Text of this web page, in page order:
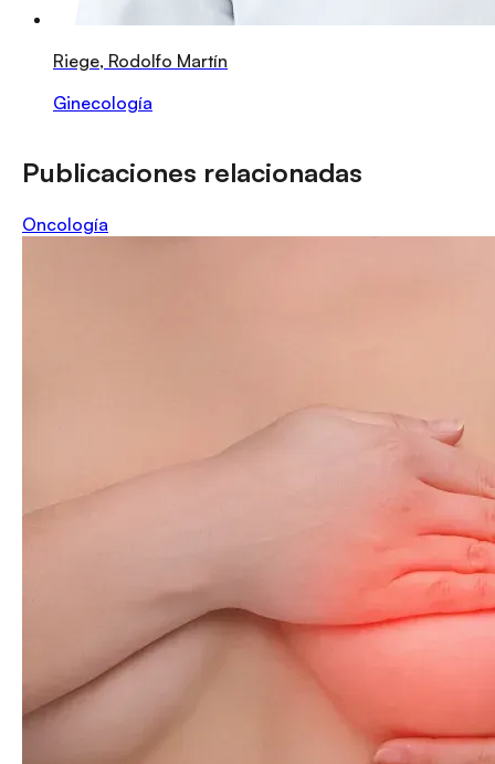
Riege, Rodolfo Martín
Ginecología
Publicaciones relacionadas
Oncología